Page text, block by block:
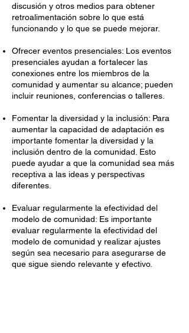
discusión y otros medios para obtener
retroalimentación sobre lo que está
funcionando y lo que se puede mejorar.
Ofrecer eventos presenciales: Los eventos
presenciales ayudan a fortalecer las
conexiones entre los miembros de la
comunidad y aumentar su alcance; pueden
incluir reuniones, conferencias o talleres.
Fomentar la diversidad y la inclusión: Para
aumentar la capacidad de adaptación es
importante fomentar la diversidad y la
inclusión dentro de la comunidad. Esto
puede ayudar a que la comunidad sea más
receptiva a las ideas y perspectivas
diferentes.
Evaluar regularmente la efectividad del
modelo de comunidad: Es importante
evaluar regularmente la efectividad del
modelo de comunidad y realizar ajustes
según sea necesario para asegurarse de
que sigue siendo relevante y efectivo.